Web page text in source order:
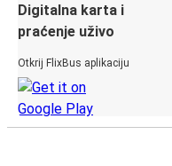
Digitalna karta i
praćenje uživo
Otkrij FlixBus aplikaciju